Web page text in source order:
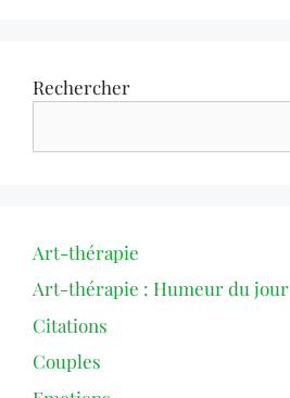
Rechercher
Art-thérapie
Art-thérapie : Humeur du jour
Citations
Couples